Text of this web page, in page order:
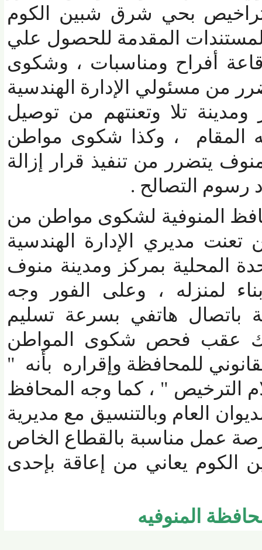
بحي شرق شبين الكوم
المقدمة للحصول علي
أفراح ومناسبات ، وشكوى
من مسئولي الإدارة الهندسية
تلا وتعنتهم من توصيل
، وكذا شكوى مواطن
يتضرر من تنفيذ قرار إزالة
التصالح .
المنوفية لشكوى مواطن من
مديري الإدارة الهندسية
المحلية بمركز ومدينة منوف
لمنزله ، وعلى الفور وجه
هاتفي بسرعة تسليم
عقب فحص شكوى المواطن
للمحافظة وإقراره بأنه "
الترخيص " ، كما وجه المحافظ
العام وبالتنسيق مع مديرية
عمل مناسبة بالقطاع الخاص
يعاني من إعاقة بإحدى
المنوفيه